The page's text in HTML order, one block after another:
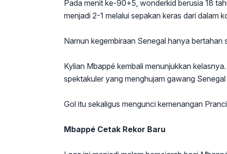
Pada menit ke-90+5, wonderkid berusia 18
menjadi 2-1 melalui sepakan keras dari dalam
Namun kegembiraan Senegal hanya bertahan
Kylian Mbappé kembali menunjukkan
spektakuler yang menghujam gawang
Gol itu sekaligus mengunci kemenangan
Mbappé Cetak Rekor Baru